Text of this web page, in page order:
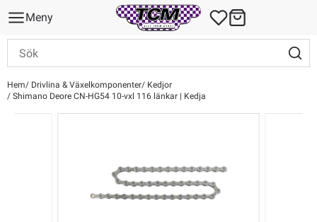
Meny
Hem Drivlina & Växelkomponenter
Kedjor
Shimano Deore CN-HG54 10-vxl 116 länkar | Kedja